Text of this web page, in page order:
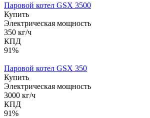
Паровой котел GSX 3500
Купить
Электрическая мощность
350 кг/ч
КПД
91%
Паровой котел GSX 350
Купить
Электрическая мощность
3000 кг/ч
КПД
91%